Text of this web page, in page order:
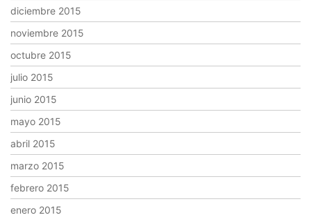
diciembre 2015
noviembre 2015
octubre 2015
julio 2015
junio 2015
mayo 2015
abril 2015
marzo 2015
febrero 2015
enero 2015